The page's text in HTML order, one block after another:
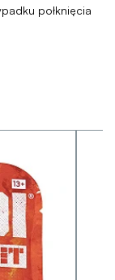
połknięcia